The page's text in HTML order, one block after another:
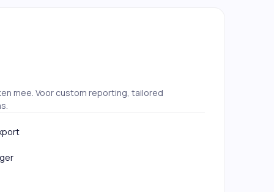
mee. Voor custom reporting, tailored